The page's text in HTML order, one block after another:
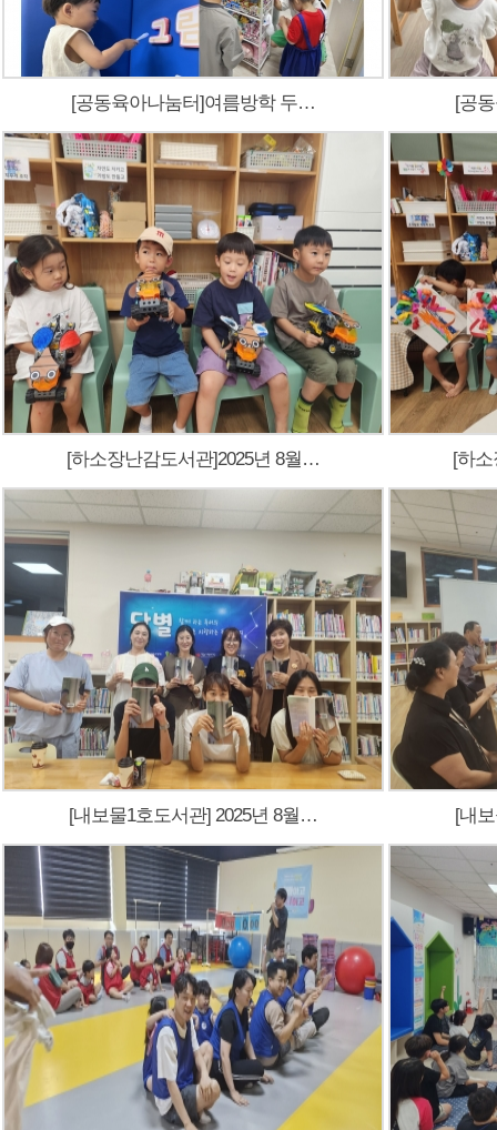
[공동육아나눔터]여름방학 두… [공
[하소장난감도서관]2025년 8월… [하
[내보물1호도서관] 2025년 8월… [내